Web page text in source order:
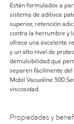
Están formulados a
sistema de aditivos
superior, retención
contra la herrumbre y
ofrece una excelente
y un alto nivel de
demulsibilidad que
separen fácilmente
Mobil Vacuoline 500
viscosidad.
Propiedades y